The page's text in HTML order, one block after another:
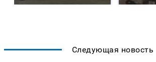
Следующая новость